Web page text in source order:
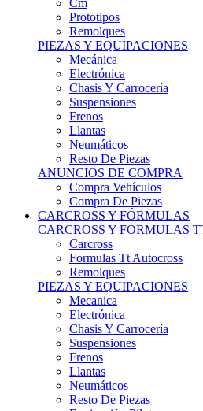
Remolques
PIEZAS Y EQUIPACIONES
Mecánica
Electrónica
Chasis Y Carrocería
Suspensiones
Frenos
Llantas
Neumáticos
Resto De Piezas
ANUNCIOS DE COMPRA
Compra Vehículos
Compra De Piezas
CARCROSS Y FÓRMULAS
CARCROSS Y FORMULAS TT
Carcross
Formulas Tt Autocross
Remolques
PIEZAS Y EQUIPACIONES
Mecanica
Electrónica
Chasis Y Carrocería
Suspensiones
Frenos
Llantas
Neumáticos
Resto De Piezas
Equipación Piloto
ANUNCIOS DE COMPRA